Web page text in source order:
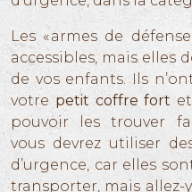
Les « armes de
accessibles, mais elles
de vos enfants. Ils
votre petit coffre fort
pouvoir les trouver
vous devrez utiliser
d’urgence, car elles
transporter, mais allez-